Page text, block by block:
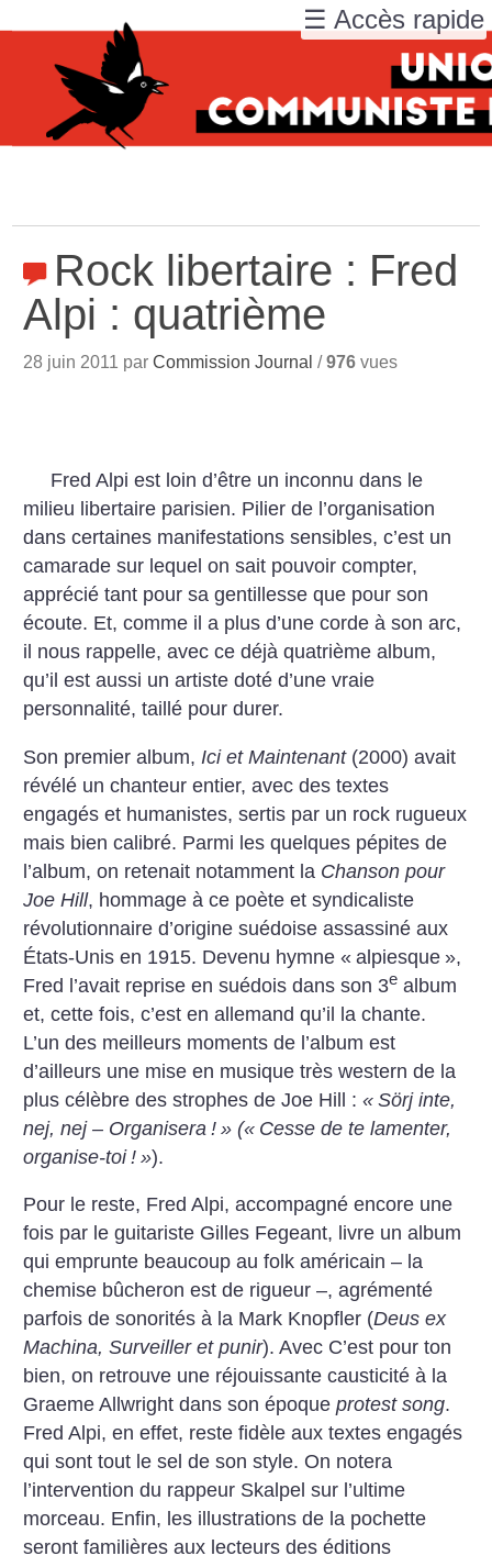
Rock libertaire : Fred
Alpi : quatrième
28 juin 2011 parCommission Journal /976 vues
Fred Alpi est loin d’être un inconnu dans le
milieu libertaire parisien. Pilier de l’organisation
dans certaines manifestations sensibles, c’est un
camarade sur lequel on sait pouvoir compter,
apprécié tant pour sa gentillesse que pour son
écoute. Et, comme il a plus d’une corde à son arc,
il nous rappelle, avec ce déjà quatrième album,
qu’il est aussi un artiste doté d’une vraie
personnalité, taillé pour durer.
Son premier album, Ici et Maintenant(2000) avait
révélé un chanteur entier, avec des textes
engagés et humanistes, sertis par un rock rugueux
mais bien calibré. Parmi les quelques pépites de
l’album, on retenait notamment la Chanson pour
Joe Hill, hommage à ce poète et syndicaliste
révolutionnaire d’origine suédoise assassiné aux
États-Unis en 1915. Devenu hymne « alpiesque »,
Fred l’avait reprise en suédois dans son 3e album
et, cette fois, c’est en allemand qu’il la chante.
L’un des meilleurs moments de l’album est
d’ailleurs une mise en musique très western de la
plus célèbre des strophes de Joe Hill :« Sörj inte,
nej, nej – Organisera ! » (« Cesse de te lamenter,
organise-toi ! »).
Pour le reste, Fred Alpi, accompagné encore une
fois par le guitariste Gilles Fegeant, livre un album
qui emprunte beaucoup au folk américain – la
chemise bûcheron est de rigueur –, agrémenté
parfois de sonorités à la Mark Knopfler (Deus ex
Machina, Surveiller et punir). Avec C’est pour ton
bien, on retrouve une réjouissante causticité à la
Graeme Allwright dans son époqueprotest song.
Fred Alpi, en effet, reste fidèle aux textes engagés
qui sont tout le sel de son style. On notera
l’intervention du rappeur Skalpel sur l’ultime
morceau. Enfin, les illustrations de la pochette
seront familières aux lecteurs des éditions
☰ Accès rapide